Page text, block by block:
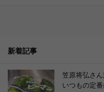
新着記事
笠原将弘さ
いつもの定